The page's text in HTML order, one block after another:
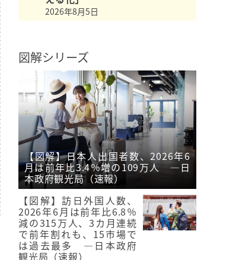
2026年8月5日
図解シリーズ
【図解】日本人出国者数、2026年6
月は前年比3.4％増の109万人 ―日
本政府観光局（速報）
【図解】訪日外国人数、
2026年6月は前年比6.8％
減の315万人、3カ月連続
で前年割れも、15市場で
は過去最多 ―日本政府
観光局（速報）